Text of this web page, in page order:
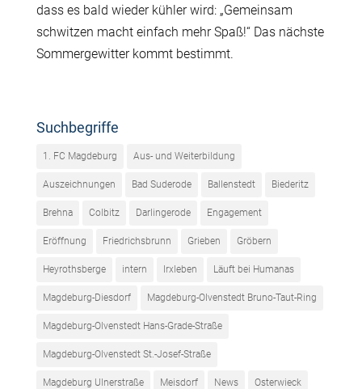
dass es bald wieder kühler wird: „Gemeinsam
schwitzen macht einfach mehr Spaß!“ Das nächste
Sommergewitter kommt bestimmt.
Suchbegriffe
1. FC Magdeburg Aus- und Weiterbildung
Auszeichnungen Bad Suderode Ballenstedt Biederitz
Brehna Colbitz Darlingerode Engagement
Eröffnung Friedrichsbrunn Grieben Gröbern
Heyrothsberge intern Irxleben Läuft bei Humanas
Magdeburg-Diesdorf Magdeburg-Olvenstedt Bruno-Taut-Ring
Magdeburg-Olvenstedt Hans-Grade-Straße
Magdeburg-Olvenstedt St.-Josef-Straße
Magdeburg Ulnerstraße Meisdorf News Osterwieck